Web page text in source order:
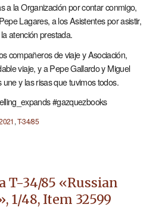
a la Organización por contar conmigo,
Lagares, a los Asistentes por asistir,
atención prestada.
compañeros de viaje y Asociación,
viaje, y a Pepe Gallardo y Miguel
y las risas que tuvimos todos.
#gazquezbooks
,T-34/85
T-34/85 «Russian
1/48, Item 32599